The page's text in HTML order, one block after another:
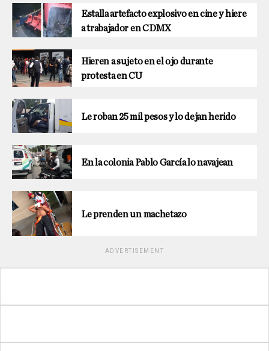
Estalla artefacto explosivo en cine y hiere
a trabajador en CDMX
Hieren a sujeto en el ojo durante
protesta en CU
Le roban 25 mil pesos y lo dejan herido
En la colonia Pablo García lo navajean
Le prenden un machetazo
ADVERTISEMENT